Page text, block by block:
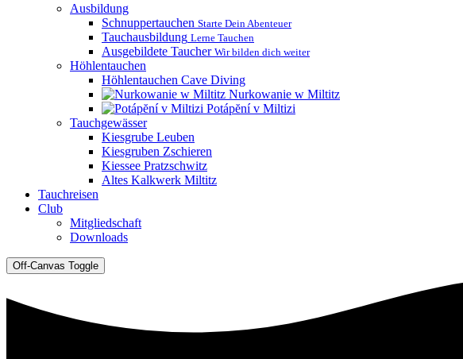
Ausbildung
Schnuppertauchen Starte Dein Abenteuer
Tauchausbildung Lerne Tauchen
Ausgebildete Taucher Wir bilden dich weiter
Höhlentauchen
Höhlentauchen Cave Diving
Nurkowanie w Miltitz
Potápĕní v Miltizi
Tauchgewässer
Kiesgrube Leuben
Kiesgruben Zschieren
Kiessee Pratzschwitz
Altes Kalkwerk Miltitz
Tauchreisen
Club
Mitgliedschaft
Downloads
Off-Canvas Toggle